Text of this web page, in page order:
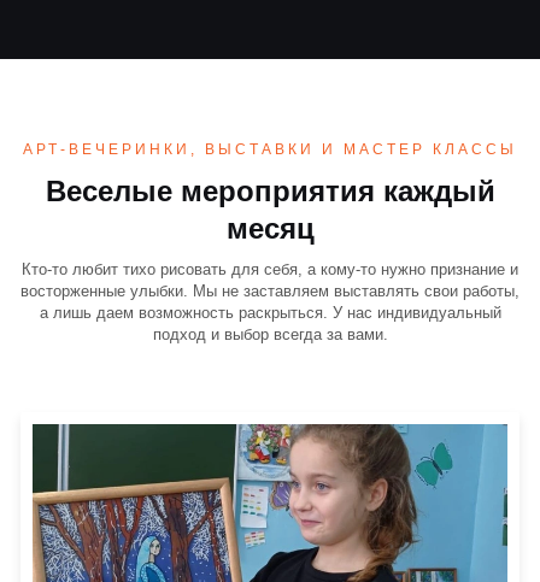
АРТ-ВЕЧЕРИНКИ, ВЫСТАВКИ И МАСТЕР КЛАССЫ
Веселые мероприятия каждый
месяц
Кто-то любит тихо рисовать для себя, а кому-то нужно признание и
восторженные улыбки. Мы не заставляем выставлять свои работы,
а лишь даем возможность раскрыться. У нас индивидуальный
подход и выбор всегда за вами.